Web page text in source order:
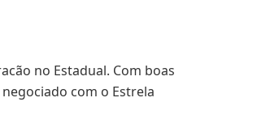
no Estadual. Com boas
com o Estrela